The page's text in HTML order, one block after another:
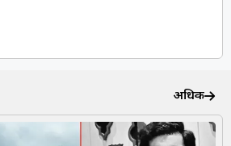
अधिक